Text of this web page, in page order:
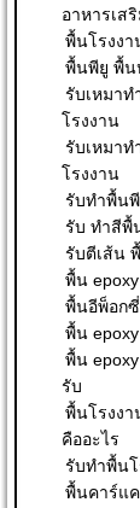
อาหารเส
พื้นโรงงา
พื้นพียู พื้น
รับเหมา
โรงงาน
รับเหมา
โรงงาน
รับทำพื้น
รับ ทําสีพื้
รับตีเส้น
พื้น
พื้นอีพ็อก
พื้น
พื้น
รับ
พื้นโรงง
คืออะไร
รับทำพื้น
พื้นคาร์แ